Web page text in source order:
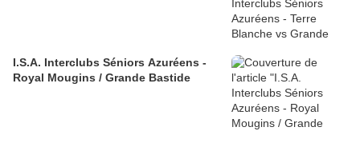
I.S.A. Interclubs Séniors Azuréens -
Royal Mougins / Grande Bastide